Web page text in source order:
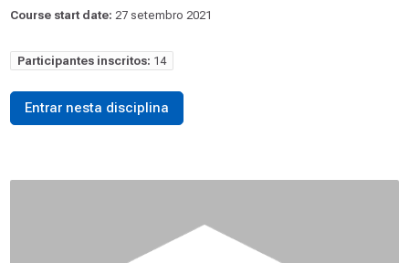
Course start date: 27 setembro 2021
Participantes inscritos: 14
Entrar nesta disciplina